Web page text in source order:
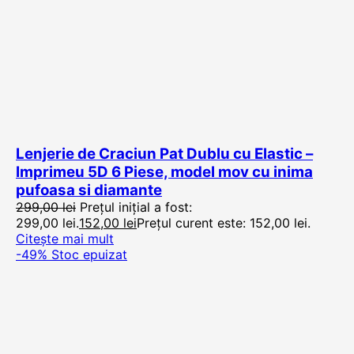
Lenjerie de Craciun Pat Dublu cu Elastic –
Imprimeu 5D 6 Piese, model mov cu inima
pufoasa si diamante
299,00lei Prețul inițial a fost:
299,00 lei.152,00 leiPrețul curent este: 152,00 lei.
Citește mai mult
-49% Stoc epuizat